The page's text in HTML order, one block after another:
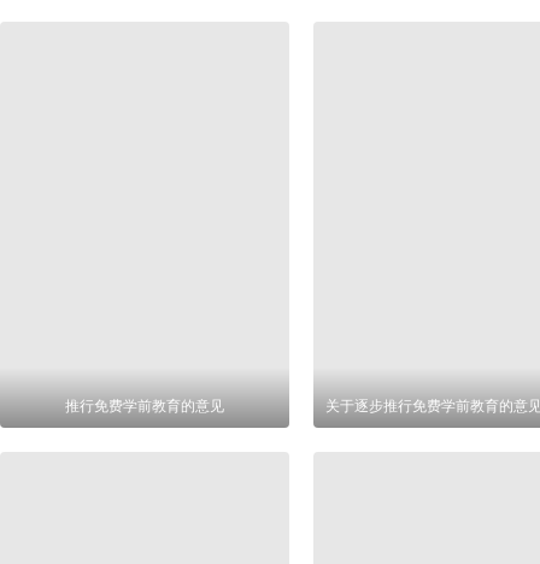
推行免费学前教育的意见